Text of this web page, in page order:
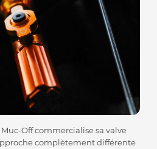
Off commercialise sa valve
complètement différente